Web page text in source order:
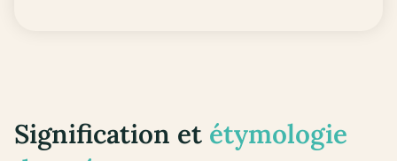
Signification et étymologie